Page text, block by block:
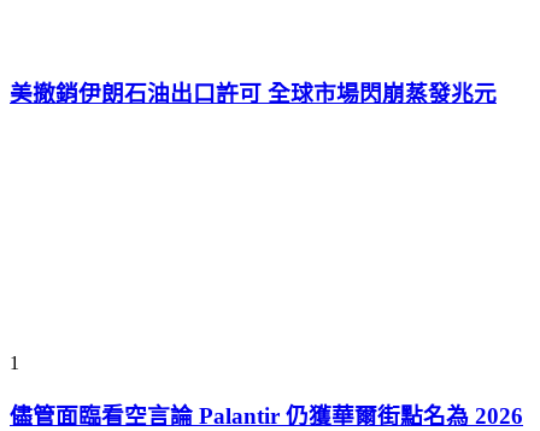
美撤銷伊朗石油出口許可 全球市場閃崩蒸發兆元
1
儘管面臨看空言論 Palantir 仍獲華爾街點名為 2026